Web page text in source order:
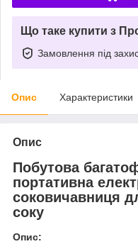
Що таке купити з
Замовлення під
Опис Характеристики
Опис
Побутова
портативна
соковичавниця
соку
Опис: